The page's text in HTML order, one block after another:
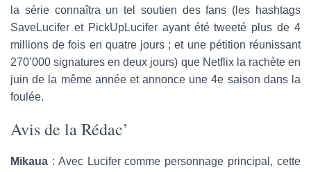
la série connaîtra un tel soutien des fans (les hashtags
SaveLucifer et PickUpLucifer ayant été tweeté plus de 4
millions de fois en quatre jours ; et une pétition réunissant
270’000 signatures en deux jours) que Netflix la rachète en
juin de la même année et annonce une 4e saison dans la
foulée.
Avis de la Rédac’
Mikaua : Avec Lucifer comme personnage principal, cette